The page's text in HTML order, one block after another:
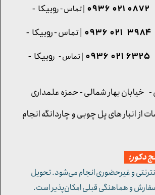
۶۳۲۵ ۰۲۱ ۰۹۳۶ | تماس - روبیکا -
- خیابان بهار شمالی - حمزه علمداری
دکور:
و غیرحضوری انجام می‌شود. تحویل
و هماهنگی قبلی امکان‌پذیر است.
0872 021 0936 | تماس - روبیکا -
۳۹۸۴ ۰۲۱ ۰۹۳۶ | تماس - روبیکا -
از انبار های پل چوبی و چاردانگه انجام